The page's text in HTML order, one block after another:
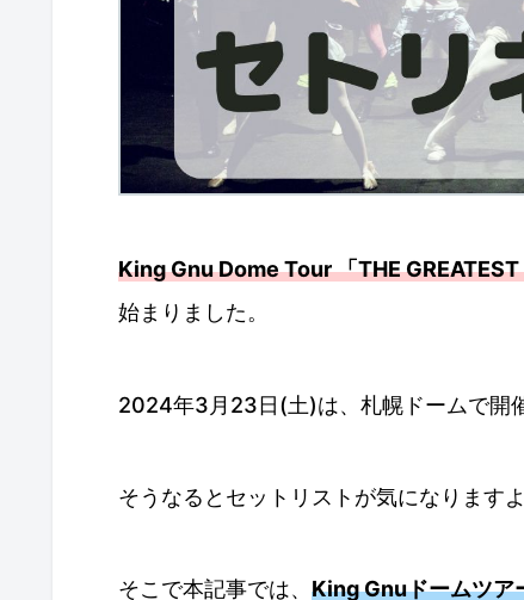
King Gnu Dome Tour 「THE
始まりました。
2024年3月23日(土)は、札幌ドームで開
そうなるとセットリストが気になりますよ
そこで本記事では、 King Gnuドームツア